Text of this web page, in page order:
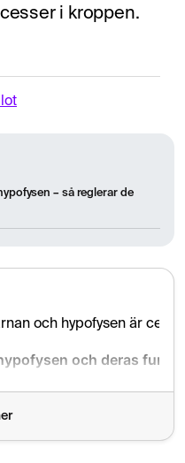
i kroppen.
– så reglerar de
och hypofysen är
och deras
och
för tillväxt hos barn och